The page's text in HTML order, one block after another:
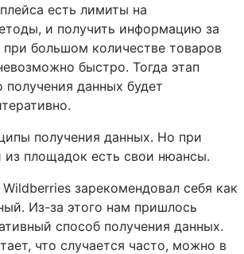
есть лимиты на
и получить информацию за
большом количестве товаров
быстро. Тогда этап
получения данных будет
получения данных. Но при
из площадок есть свои нюансы.
зарекомендовал себя как
Из-за этого нам пришлось
способ получения данных.
что случается часто, можно в